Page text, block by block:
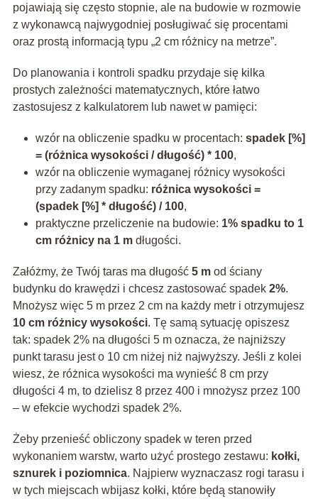
pojawiają się często stopnie, ale na budowie w rozmowie
z wykonawcą najwygodniej posługiwać się procentami
oraz prostą informacją typu „2 cm różnicy na metrze”.
Do planowania i kontroli spadku przydaje się kilka
prostych zależności matematycznych, które łatwo
zastosujesz z kalkulatorem lub nawet w pamięci:
wzór na obliczenie spadku w procentach: spadek [%]
= (różnica wysokości / długość) * 100,
wzór na obliczenie wymaganej różnicy wysokości
przy zadanym spadku: różnica wysokości =
(spadek [%] * długość) / 100,
praktyczne przeliczenie na budowie: 1% spadku to 1
cm różnicy na 1 mdługości.
Załóżmy, że Twój taras ma długość 5 mod ściany
budynku do krawędzi i chcesz zastosować spadek 2%.
Mnożysz więc 5 m przez 2 cm na każdy metr i otrzymujesz
10 cm różnicy wysokości. Tę samą sytuację opiszesz
tak: spadek 2% na długości 5 m oznacza, że najniższy
punkt tarasu jest o 10 cm niżej niż najwyższy. Jeśli z kolei
wiesz, że różnica wysokości ma wynieść 8 cm przy
długości 4 m, to dzielisz 8 przez 400 i mnożysz przez 100
– w efekcie wychodzi spadek 2%.
Żeby przenieść obliczony spadek w teren przed
wykonaniem warstw, warto użyć prostego zestawu: kołki,
sznurek i poziomnica. Najpierw wyznaczasz rogi tarasu i
w tych miejscach wbijasz kołki, które będą stanowiły